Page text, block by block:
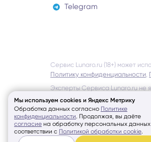
Мы используем cookies и Яндекс Метрику
Обработка данных согласно Политике
конфиденциальности. Продолжая, вы даёте
согласие на обработку персональных данных
соответствии с Политикой обработки cookie.
Telegram
Сервис Lunaro.ru (18+) может
Политику конфиденциальности,
Эксперты Сервиса Lunaro.ru не
однако не несёт
Lunaro.ru не гарантирует, что
местонахождения и состояния
помощи. Эксперты Сервиса